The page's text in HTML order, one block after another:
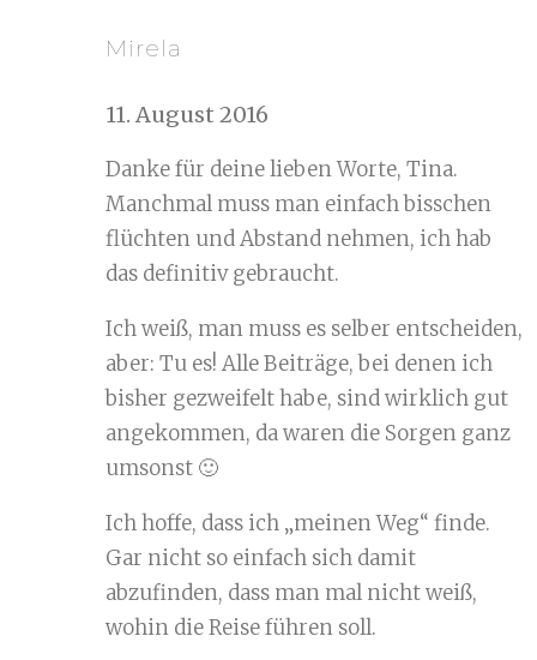
Mirela
11. August 2016
Danke für deine lieben Worte, Tina.
Manchmal muss man einfach bisschen
flüchten und Abstand nehmen, ich hab
das definitiv gebraucht.
Ich weiß, man muss es selber entscheiden,
aber: Tu es! Alle Beiträge, bei denen ich
bisher gezweifelt habe, sind wirklich gut
angekommen, da waren die Sorgen ganz
umsonst 🙂
Ich hoffe, dass ich „meinen Weg“ finde.
Gar nicht so einfach sich damit
abzufinden, dass man mal nicht weiß,
wohin die Reise führen soll.